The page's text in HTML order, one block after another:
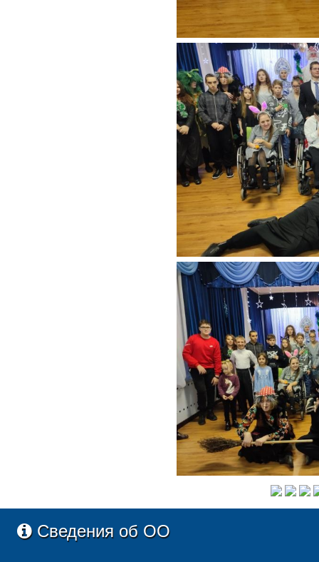
Сведения об ОО